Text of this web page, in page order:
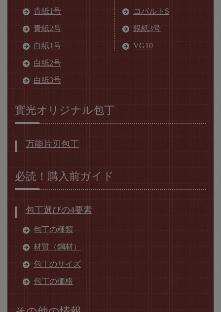
青紙1号
青紙2号
白紙1号
白紙2号
白紙3号
コバルトS
銀紙3号
VG10
實光オリジナル包丁
万能片刃包丁
必読！購入前ガイド
包丁選びの4要素
包丁の種類
材質（鋼材）
包丁のサイズ
包丁の価格